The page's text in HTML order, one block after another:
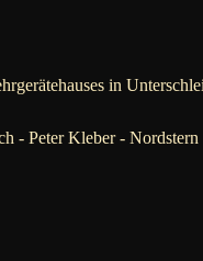
in
-Peter Kleber - Nordstern